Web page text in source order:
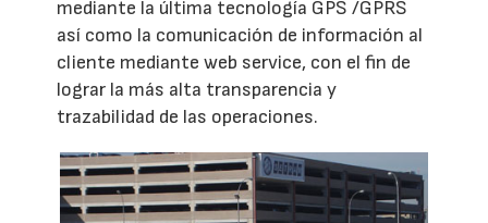
mediante la última tecnología GPS /GPRS
así como la comunicación de información al
cliente mediante web service, con el fin de
lograr la más alta transparencia y
trazabilidad de las operaciones.